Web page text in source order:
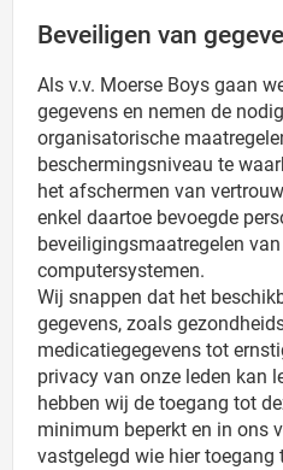
Beveiligen van
Als v.v. Moerse Boys gaan
gegevens en nemen de
organisatorische
beschermingsniveau te
het afschermen van
enkel daartoe bevoegde
beveiligingsmaatregelen
computersystemen.
Wij snappen dat het
gegevens, zoals
medicatiegegevens tot
privacy van onze leden kan
hebben wij de toegang tot
minimum beperkt en in ons
vastgelegd wie hier toegang